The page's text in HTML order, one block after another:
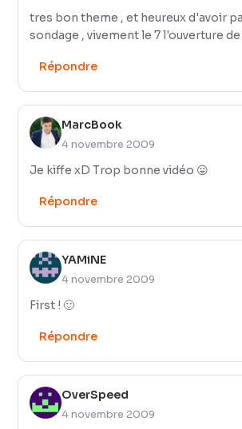
tres bon theme , et heureux d'avoir
sondage , vivement le 7 l'ouverture
Répondre
MarcBook
4 novembre 2009
Je kiffe xD Trop bonne vidéo 😛
Répondre
YAMiNE
4 novembre 2009
First ! 🙂
Répondre
OverSpeed
4 novembre 2009